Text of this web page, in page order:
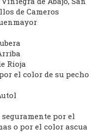
de Cameros
Rioja
el color de su pecho
por el
o por el color ascua